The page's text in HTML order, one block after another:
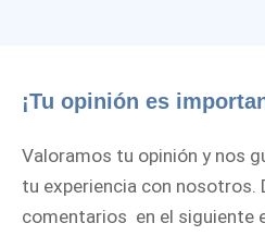
¡Tu opinión es
Valoramos tu opinión y nos
tu experiencia con nosotros.
comentarios en el siguiente